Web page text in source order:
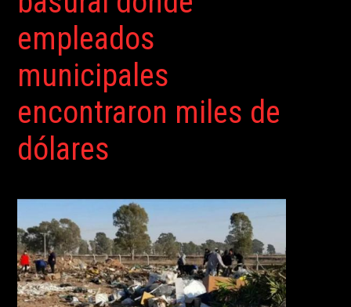
empleados
municipales
encontraron miles de
dólares